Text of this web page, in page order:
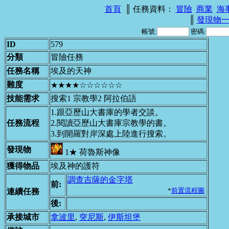
首頁║ 任務資料： 冒險 商業 海
發現物
帳號: 密碼:
ID
579
分類
冒險任務
任務名稱
埃及的天神
難度
★★★★☆☆☆☆☆☆
技能需求
搜索1 宗教學2 阿拉伯語
任務流程
1.跟亞歷山大書庫的學者交談。
2.閱讀亞歷山大書庫宗教學的書。
3.到開羅對岸深處上陸進行搜索。
發現物
1★ 荷魯斯神像
獲得物品
埃及神的護符
連續任務
前:
調查吉薩的金字塔
*前置流程圖
後:
承接城市
拿波里, 突尼斯, 伊斯坦堡